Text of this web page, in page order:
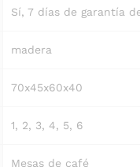
Sí, 7 días de garantía
madera
70x45x60x40
1, 2, 3, 4, 5, 6
Mesas de café